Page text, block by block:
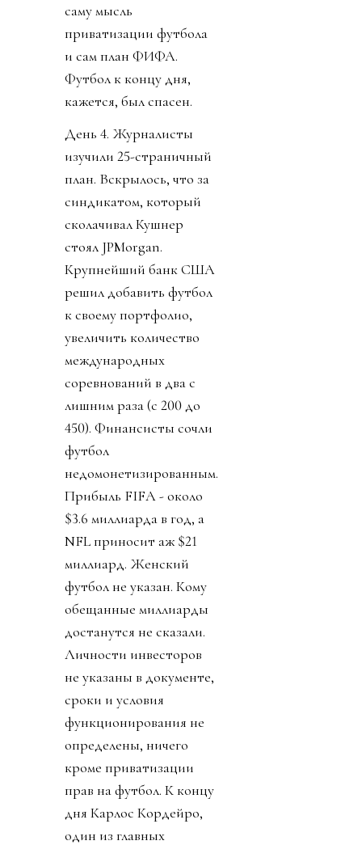
саму мысль
приватизации футбола
и сам план ФИФА.
Футбол к концу дня,
кажется, был спасен.
День 4. Журналисты
изучили 25-страничный
план. Вскрылось, что за
синдикатом, который
сколачивал Кушнер
стоял JPMorgan.
Крупнейший банк США
решил добавить футбол
к своему портфолио,
увеличить количество
международных
соревнований в два с
лишним раза (с 200 до
450). Финансисты сочли
футбол
недомонетизированным.
Прибыль FIFA - около
$3.6 миллиарда в год, а
NFL приносит аж $21
миллиард. Женский
футбол не указан. Кому
обещанные миллиарды
достанутся не сказали.
Личности инвесторов
не указаны в документе,
сроки и условия
функционирования не
определены, ничего
кроме приватизации
прав на футбол. К концу
дня Карлос Кордейро,
один из главных